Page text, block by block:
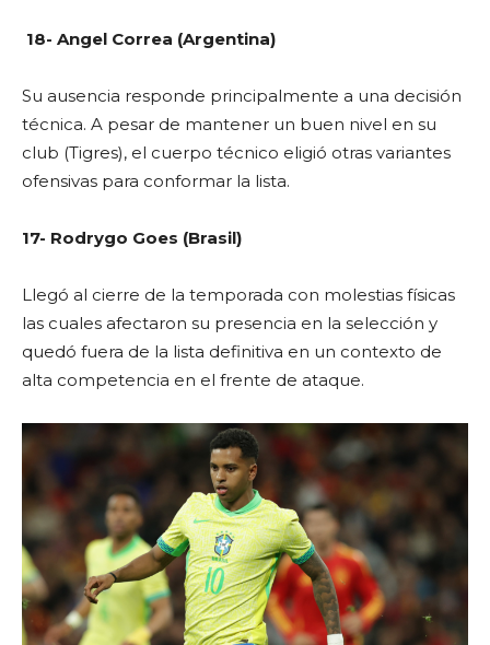
18- Angel Correa (Argentina)
Su ausencia responde principalmente a una decisión
técnica. A pesar de mantener un buen nivel en su
club (Tigres), el cuerpo técnico eligió otras variantes
ofensivas para conformar la lista.
17- Rodrygo Goes (Brasil)
Llegó al cierre de la temporada con molestias físicas
las cuales afectaron su presencia en la selección y
quedó fuera de la lista definitiva en un contexto de
alta competencia en el frente de ataque.